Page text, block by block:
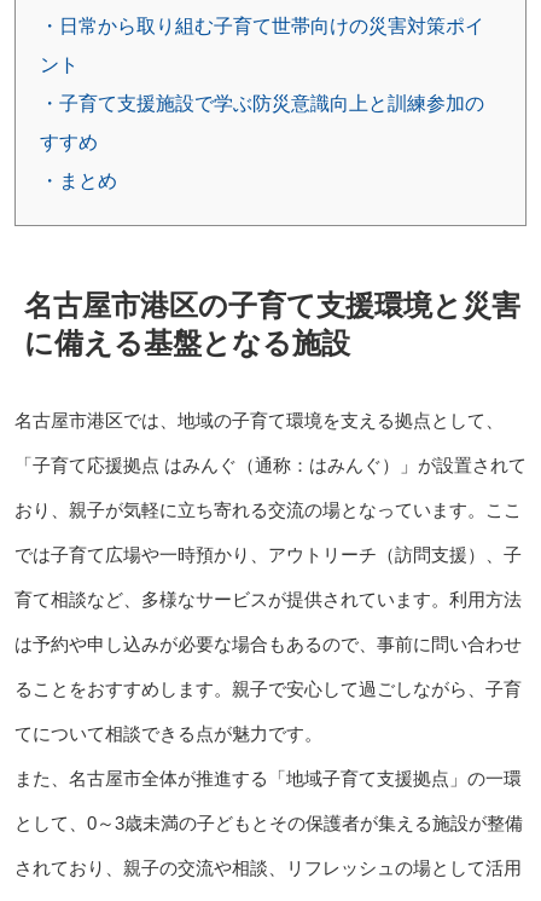
・日常から取り組む子育て世帯向けの災害対策ポイ
ント
・子育て支援施設で学ぶ防災意識向上と訓練参加の
すすめ
・まとめ
名古屋市港区の子育て支援環境と災害
に備える基盤となる施設
名古屋市港区では、地域の子育て環境を支える拠点として、
「子育て応援拠点 はみんぐ（通称：はみんぐ）」が設置されて
おり、親子が気軽に立ち寄れる交流の場となっています。ここ
では子育て広場や一時預かり、アウトリーチ（訪問支援）、子
育て相談など、多様なサービスが提供されています。利用方法
は予約や申し込みが必要な場合もあるので、事前に問い合わせ
ることをおすすめします。親子で安心して過ごしながら、子育
てについて相談できる点が魅力です。
また、名古屋市全体が推進する「地域子育て支援拠点」の一環
として、0～3歳未満の子どもとその保護者が集える施設が整備
されており、親子の交流や相談、リフレッシュの場として活用